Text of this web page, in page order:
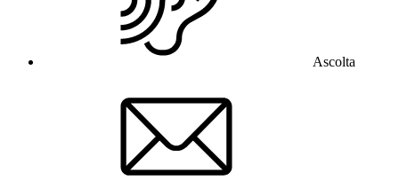
Ascolta